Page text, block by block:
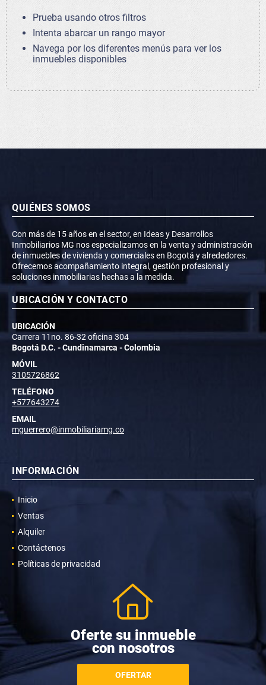
Prueba usando otros filtros
Intenta abarcar un rango mayor
Navega por los diferentes menús para ver los
inmuebles disponibles
QUIÉNES SOMOS
Con más de 15 años en el sector, en Ideas y Desarrollos
Inmobiliarios MG nos especializamos en la venta y administración
de inmuebles de vivienda y comerciales en Bogotá y alrededores.
Ofrecemos acompañamiento integral, gestión profesional y
soluciones inmobiliarias hechas a la medida.
UBICACIÓN Y CONTACTO
UBICACIÓN
Carrera 11no. 86-32 oficina 304
Bogotá D.C. - Cundinamarca - Colombia
MÓVIL
3105726862
TELÉFONO
+577643274
EMAIL
mguerrero@inmobiliariamg.co
INFORMACIÓN
Inicio
Ventas
Alquiler
Contáctenos
Políticas de privacidad
Oferte su inmueble
con nosotros
OFERTAR